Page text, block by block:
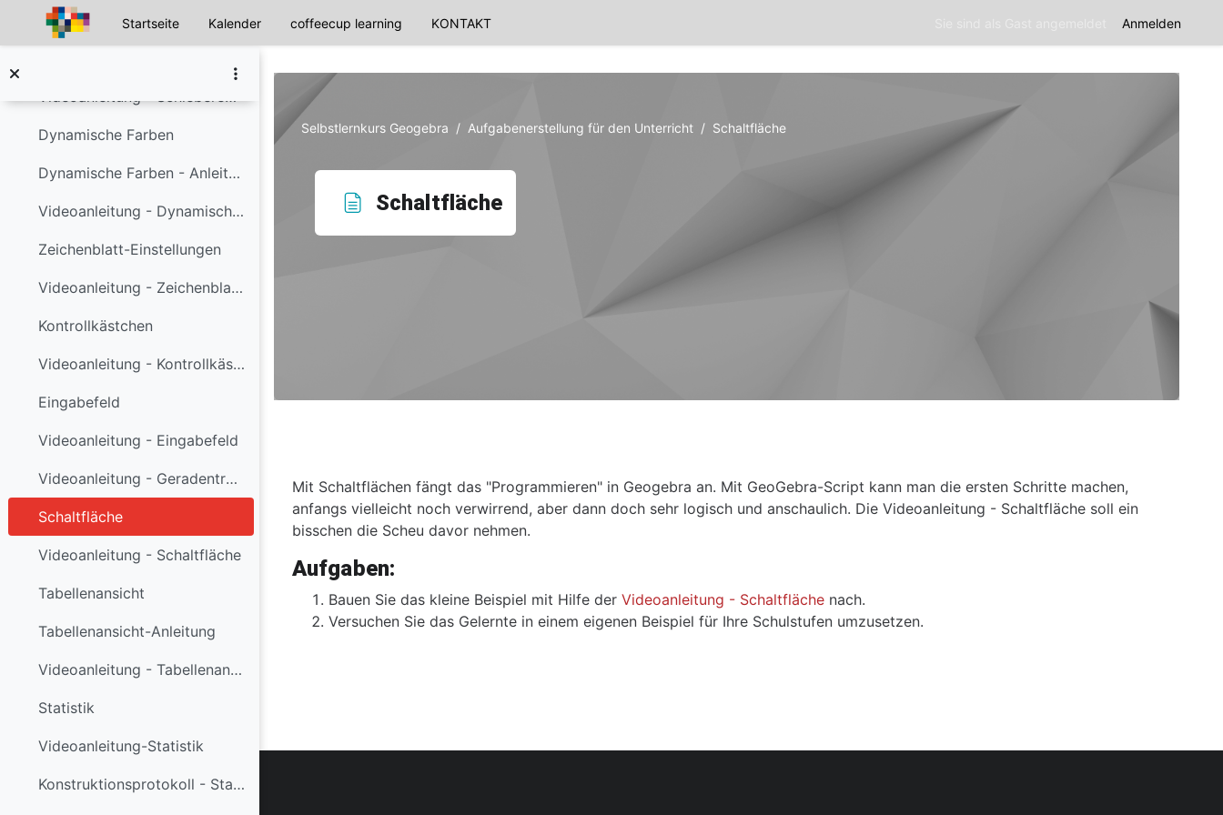
Startseite Kalender coffeecup learning KONTAKT Anmelden
Einklappen
Aufgabenerstellung für den Unterricht
Videoanleitung - Schieberegler einmal anders
Dynamische Farben
Dynamische Farben - Anleitung
Videoanleitung - Dynamische Farben
Zeichenblatt-Einstellungen
Videoanleitung - Zeichenblatt - Einstellungen
Kontrollkästchen
Videoanleitung - Kontrollkästchen
Eingabefeld
Videoanleitung - Eingabefeld
Videoanleitung - Geradentrainer
Schaltfläche
Videoanleitung - Schaltfläche
Tabellenansicht
Tabellenansicht-Anleitung
Videoanleitung - Tabellenansicht
Statistik
Videoanleitung-Statistik
Konstruktionsprotokoll - Statistik
Selbstlernkurs Geogebra Aufgabenerstellung für den Unterricht Schaltfläche
Schaltfläche
Mit Schaltflächen fängt das "Programmieren" in Geogebra an. Mit GeoGebra-Script kann man die ersten Schritte machen,
anfangs vielleicht noch verwirrend, aber dann doch sehr logisch und anschaulich. Die Videoanleitung - Schaltfläche soll ein
bisschen die Scheu davor nehmen.
Aufgaben:
Bauen Sie das kleine Beispiel mit Hilfe der Videoanleitung - Schaltfläche nach.
Versuchen Sie das Gelernte in einem eigenen Beispiel für Ihre Schulstufen umzusetzen.